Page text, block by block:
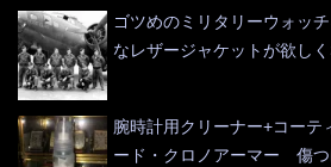
ゴツめのミリタリーウォッ
なレザージャケットが欲し
腕時計用クリーナー+コー
ード・クロノアーマー 傷